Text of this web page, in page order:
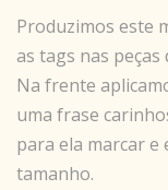
Produzimos este
as tags nas peças
Na frente
uma frase
para ela marcar e
tamanho.